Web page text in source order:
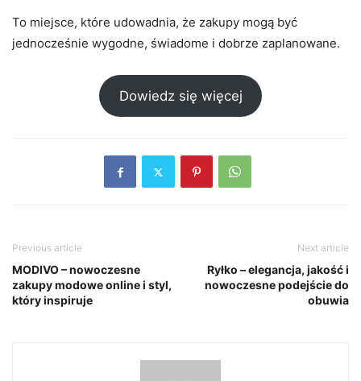
To miejsce, które udowadnia, że zakupy mogą być
jednocześnie wygodne, świadome i dobrze zaplanowane.
Dowiedz się więcej
Previous article
MODIVO – nowoczesne
zakupy modowe online i styl,
który inspiruje
Next article
Ryłko – elegancja, jakość i
nowoczesne podejście do
obuwia